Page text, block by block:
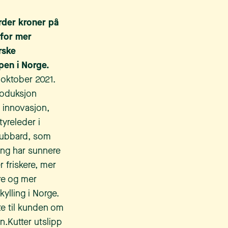
kroner på
mer
i Norge.
2021.
i
som
har sunnere
friskere, mer
og mer
i Norge.
til kunden om
utslipp